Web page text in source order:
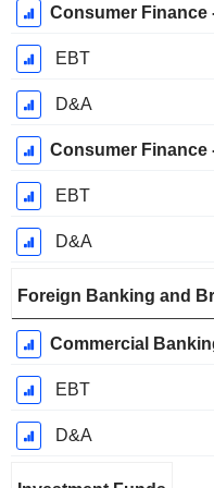
Consumer Finance
EBT
D&A
Consumer Finance
EBT
D&A
Foreign Banking and
Commercial
EBT
D&A